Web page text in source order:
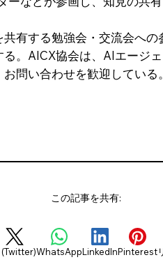
有する勉強会・交流会へ
。AICX協会は、AIエージ
問い合わせを歓迎している。
この記事を共有:
(Twitter)WhatsAppLinkedInPinterest